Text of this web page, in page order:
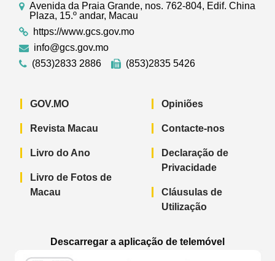
Avenida da Praia Grande, nos. 762-804, Edif. China
Plaza, 15.º andar, Macau
https://www.gcs.gov.mo
info@gcs.gov.mo
(853)2833 2886
(853)2835 5426
GOV.MO
Revista Macau
Livro do Ano
Livro de Fotos de
Macau
Opiniões
Contacte-nos
Declaração de
Privacidade
Cláusulas de
Utilização
Descarregar a aplicação de telemóvel